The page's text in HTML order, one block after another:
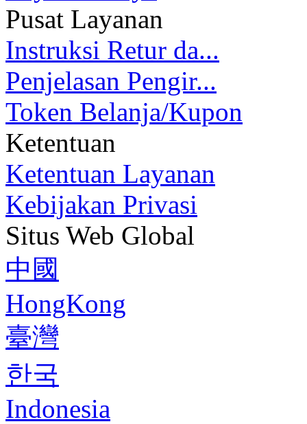
Pusat Layanan
Instruksi Retur da...
Penjelasan Pengir...
Token Belanja/Kupon
Ketentuan
Ketentuan Layanan
Kebijakan Privasi
Situs Web Global
中國
HongKong
臺灣
한국
Indonesia